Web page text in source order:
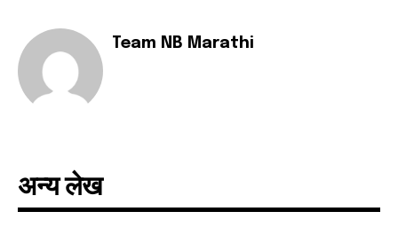
I've read and accept the
Team NB Marathi
अन्य लेख